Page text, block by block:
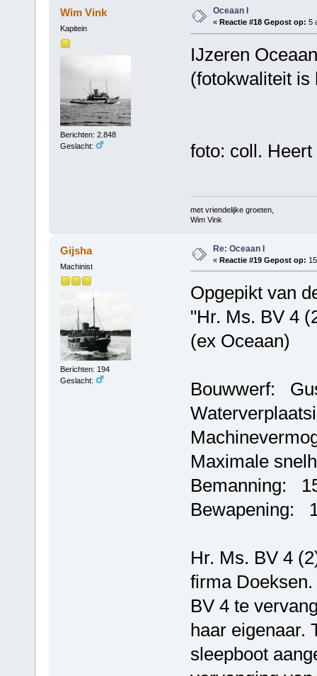
Wim Vink
Kapitein
Berichten: 2.848
Geslacht:
Oceaan I
« Reactie #18 Gepost op: 5
IJzeren
(fotokwaliteit is
foto: coll.
met vriendelijke groeten,
Wim Vink
Gijsha
Machinist
Berichten: 194
Geslacht:
Re: Oceaan I
« Reactie #19 Gepost op:
Opgepikt van
"Hr. Ms. BV 4
(ex Oceaan)
Bouwwerf:
Maximale
Bemanning:
Bewapening:
Hr. Ms. BV 4
firma
BV 4 te
haar eigenaar.
sleepboot